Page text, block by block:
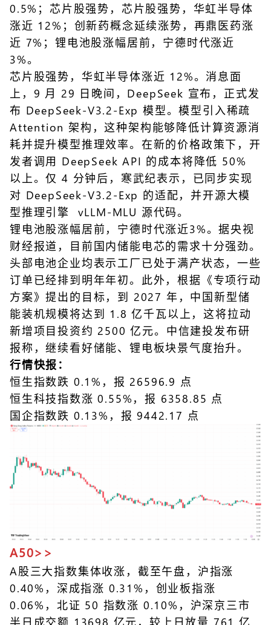
0.5%；芯片股强势，芯片股强势，华虹半导体
涨近 12%；创新药概念延续涨势，再鼎医药涨
近 7%；锂电池股涨幅居前，宁德时代涨近
3%。
芯片股强势，华虹半导体涨近 12%。消息面
上，9 月 29 日晚间，DeepSeek 宣布，正式发
布 DeepSeek-V3.2-Exp 模型。模型引入稀疏
Attention 架构，这种架构能够降低计算资源消
耗并提升模型推理效率。在新的价格政策下，开
发者调用 DeepSeek API 的成本将降低 50%
以上。仅 4 分钟后，寒武纪表示，已同步实现
对 DeepSeek-V3.2-Exp 的适配，并开源大模
型推理引擎 vLLM-MLU 源代码。
锂电池股涨幅居前，宁德时代涨近3%。据央视
财经报道，目前国内储能电芯的需求十分强劲。
头部电池企业均表示工厂已处于满产状态，一些
订单已经排到明年年初。此外，根据《专项行动
方案》提出的目标，到 2027 年，中国新型储
能装机规模将达到 1.8 亿千瓦以上，这将拉动
新增项目投资约 2500 亿元。中信建投发布研
报称，继续看好储能、锂电板块景气度抬升。
行情快报：
恒生指数跌 0.1%，报 26596.9 点
恒生科技指数涨 0.55%，报 6358.85 点
国企指数跌 0.13%，报 9442.17 点
A50>>
A股三大指数集体收涨，截至午盘，沪指涨
0.40%，深成指涨 0.31%，创业板指涨
0.06%，北证 50 指数涨 0.10%，沪深京三市
半日成交额 13698 亿元，较上日放量 761 亿